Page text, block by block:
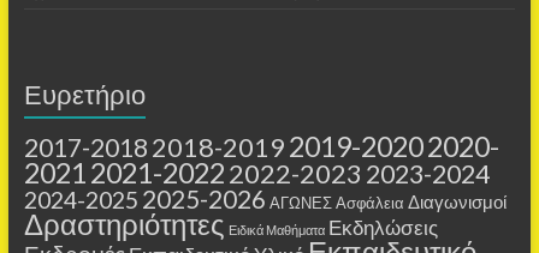
Ευρετήριο
2017-2018 2018-20192019-20202020-
20212021-20222022-2023 2023-2024
2024-2025 2025-2026 ΑΓΩΝΕΣ Ασφάλεια Διαγωνισμοί
Δραστηριότητες Ειδικά Μαθήματα Εκδηλώσεις